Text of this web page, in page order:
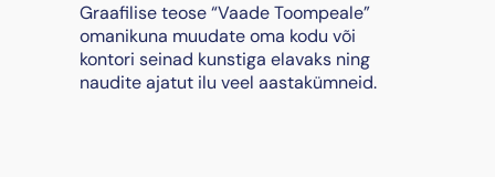
Graafilise teose “Vaade Toompeale”
omanikuna muudate oma kodu või
kontori seinad kunstiga elavaks ning
naudite ajatut ilu veel aastakümneid.